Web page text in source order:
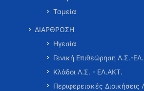
Ταμεία
ΔΙΑΡΘΡΩΣΗ
Ηγεσία
Γενική Επιθεώρηση Λ.Σ.-
Κλάδοι Λ.Σ. - ΕΛ.ΑΚΤ.
Περιφερειακές